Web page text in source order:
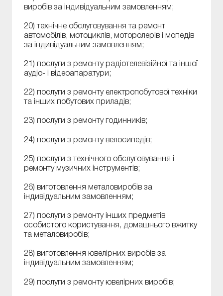
виробів за індивідуальним замовленням;
20) технічне обслуговування та ремонт
автомобілів, мотоциклів, моторолерів і мопедів
за індивідуальним замовленням;
21) послуги з ремонту радіотелевізійної та іншої
аудіо- і відеоапаратури;
22) послуги з ремонту електропобутової техніки
та інших побутових приладів;
23) послуги з ремонту годинників;
24) послуги з ремонту велосипедів;
25) послуги з технічного обслуговування і
ремонту музичних інструментів;
26) виготовлення металовиробів за
індивідуальним замовленням;
27) послуги з ремонту інших предметів
особистого користування, домашнього вжитку
та металовиробів;
28) виготовлення ювелірних виробів за
індивідуальним замовленням;
29) послуги з ремонту ювелірних виробів;